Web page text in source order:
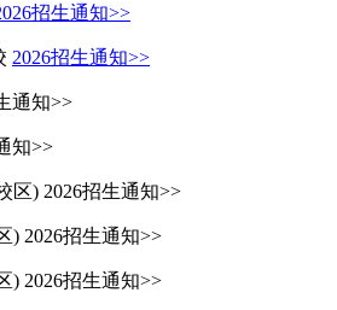
招生通知>>
2026招生通知>>
通知>>
知>>
区) 2026招生通知>>
) 2026招生通知>>
) 2026招生通知>>